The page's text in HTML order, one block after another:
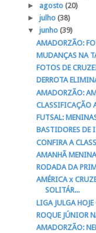
► agosto (20)
► julho (38)
▼ junho (39)
AMADORZÃO:
MUDANÇAS NA
FOTOS DE
DERROTA
AMADORZÃO:
CLASSIFICAÇÃO
FUTSAL:
BASTIDORES DE
CONFIRA A
AMANHÃ
RODADA DA
AMÉRICA x
SOLITÁR...
LIGA JULGA
ROQUE JÚNIOR
AMADORZÃO: